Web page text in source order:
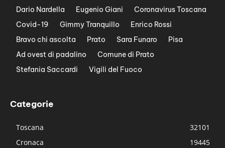
Dario Nardella
Eugenio Giani
Coronavirus Toscana
Covid-19
Gimmy Tranquillo
Enrico Rossi
Bravo chi ascolta
Prato Sara Funaro
Pisa
Ad ovest di padalino
Comune di Prato
Stefania Saccardi
Vigili del Fuoco
Categorie
Toscana
32101
Cronaca
19445